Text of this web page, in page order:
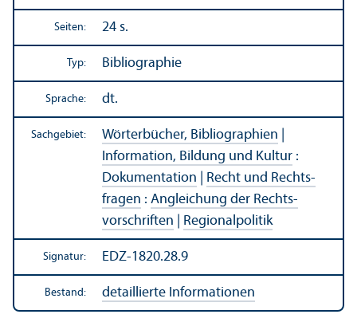
Seiten: 24 s.
Typ: Bibliographie
Sprache: dt.
Sachgebiet: Wörterbücher, Bibliographien
Information, Bildung und Kultur :
Dokumentation
Recht und Rechts­
fragen : Angleich­ung der Rechts­
vorschriften
Regionalpolitik
Signatur: EDZ-1820.28.9
Bestand: detaillierte Informationen